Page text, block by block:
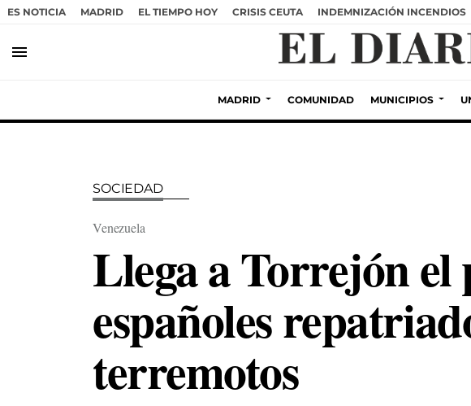
ES NOTICIA MADRID EL TIEMPO HOY CRISIS CEUTA INDEMNIZACIÓN INCENDIOS
menu
MADRID COMUNIDAD MUNICIPIOS
SOCIEDAD
Venezuela
Llega a Torrejón
españoles
terremotos